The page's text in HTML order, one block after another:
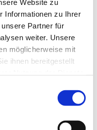
Website zu
Informationen zu Ihrer
Partner für
weiter. Unsere
möglicherweise mit
ihnen bereitgestellt
auch